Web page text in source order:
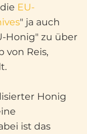
EU-
" ja auch
Honig" zu über
von Reis,
Honig
ist das